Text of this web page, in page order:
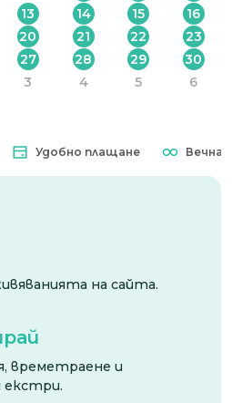
13 14 15
16
20 21 22
23
27 28 29
30
3 4 5 6
Удобно плащане Вечна
на сайта.
времетраене и
екстри.